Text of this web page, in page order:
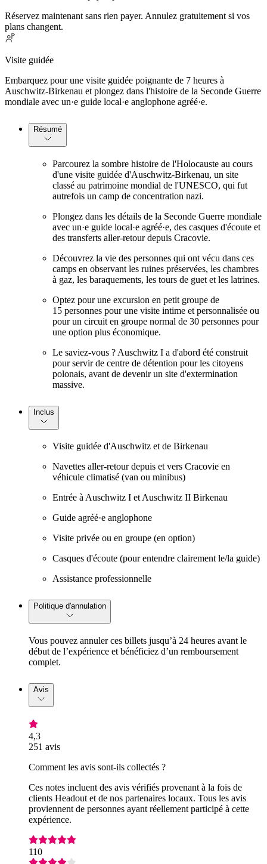
Réservez maintenant sans rien payer. Annulez gratuitement si vos
plans changent.
Visite guidée
Embarquez pour une visite guidée poignante de 7 heures à
Auschwitz-Birkenau et plongez dans l'histoire de la Seconde Guerre
mondiale avec un·e guide local·e anglophone agréé·e.
Résumé
Parcourez la sombre histoire de l'Holocauste au cours
d'une visite guidée d'Auschwitz-Birkenau, un site
classé au patrimoine mondial de l'UNESCO, qui fut
autrefois un camp de concentration nazi.
Plongez dans les détails de la Seconde Guerre mondiale
avec un·e guide local·e agréé·e, des casques d'écoute et
des transferts aller-retour depuis Cracovie.
Découvrez la vie des personnes qui ont vécu dans ces
camps en observant les ruines préservées, les chambres
à gaz, les baraquements, les tours de guet et les latrines.
Optez pour une excursion en petit groupe de
15 personnes pour une visite intime et personnalisée ou
pour un circuit en groupe normal de 30 personnes pour
une option plus économique.
Le saviez-vous ? Auschwitz I a d'abord été construit
pour servir de centre de détention pour les citoyens
polonais, avant de devenir un site d'extermination
massive.
Inclus
Visite guidée d'Auschwitz et de Birkenau
Navettes aller-retour depuis et vers Cracovie en
véhicule climatisé (van ou minibus)
Entrée à Auschwitz I et Auschwitz II Birkenau
Guide agréé·e anglophone
Visite privée ou en groupe (en option)
Casques d'écoute (pour entendre clairement le/la guide)
Assistance professionnelle
Politique d'annulation
Vous pouvez annuler ces billets jusqu’à 24 heures avant le
début de l’expérience et bénéficiez d’un remboursement
complet.
Avis
4,3
251 avis
Comment les avis sont-ils collectés ?
Ces notes incluent des avis vérifiés provenant à la fois de
clients Headout et de nos partenaires locaux. Tous les avis
proviennent de personnes ayant réellement participé à cette
expérience.
110